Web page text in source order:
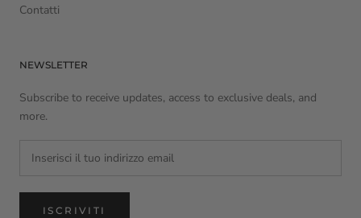
Contatti
NEWSLETTER
Subscribe to receive updates, access to exclusive deals, and
more.
ISCRIVITI